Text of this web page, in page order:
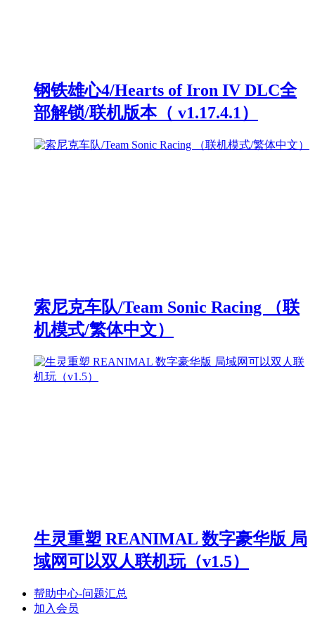
钢铁雄心4/Hearts of Iron IV DLC全
部解锁/联机版本（ v1.17.4.1）
索尼克车队/Team Sonic Racing （联
机模式/繁体中文）
生灵重塑 REANIMAL 数字豪华版 局
域网可以双人联机玩（v1.5）
帮助中心-问题汇总
加入会员